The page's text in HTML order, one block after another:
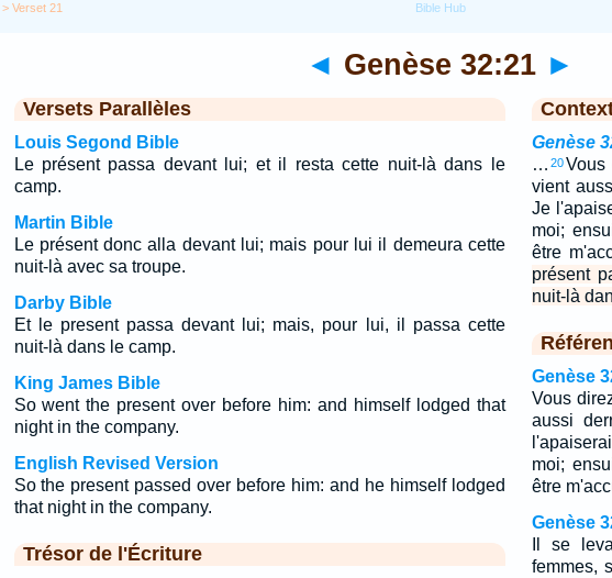
> Verset 21
◄ Genèse 32:21 ►
Versets Parallèles
Louis Segond Bible
Le présent passa devant lui; et il resta cette nuit-là dans le
camp.
Martin Bible
Le présent donc alla devant lui; mais pour lui il demeura cette
nuit-là avec sa troupe.
Darby Bible
Et le present passa devant lui; mais, pour lui, il passa cette
nuit-là dans le camp.
King James Bible
So went the present over before him: and himself lodged that
night in the company.
English Revised Version
So the present passed over before him: and he himself lodged
that night in the company.
Trésor de l'Écriture
Genèse
… 20Vous
vient
Je
moi;
être
présent
nuit-là
Genèse
Vous
aussi
moi;
être
Genèse
Il se
femmes,